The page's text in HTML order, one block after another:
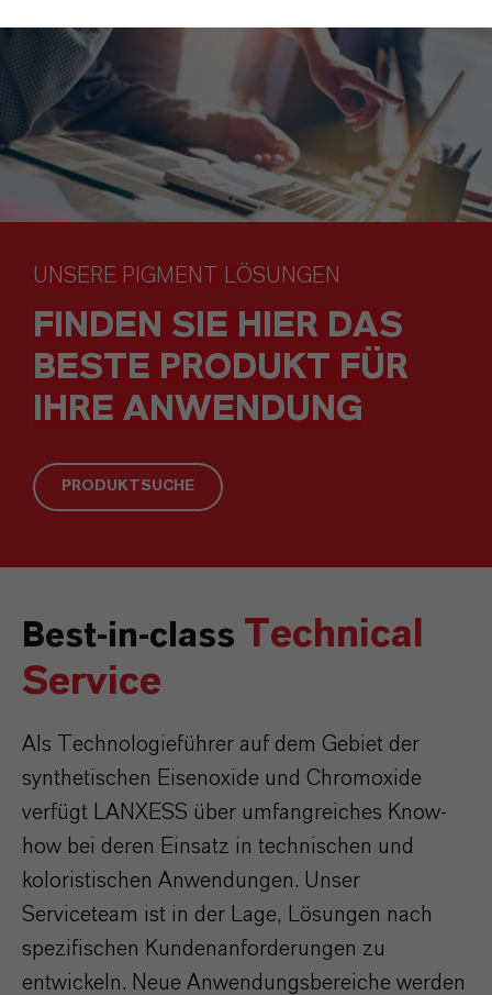
UNSERE PIGMENT LÖSUNGEN
FINDEN SIE HIER DAS
BESTE PRODUKT FÜR
IHRE ANWENDUNG
PRODUKTSUCHE
Best-in-class Technical
Service
Als Technologieführer auf dem Gebiet der
synthetischen Eisenoxide und Chromoxide
verfügt LANXESS über umfangreiches Know-
how bei deren Einsatz in technischen und
koloristischen Anwendungen. Unser
Serviceteam ist in der Lage, Lösungen nach
spezifischen Kundenanforderungen zu
entwickeln. Neue Anwendungsbereiche werden